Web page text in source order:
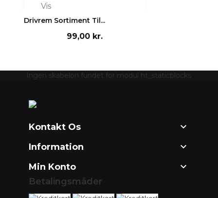
Vis
Drivrem Sortiment Til...
99,00 kr.
Ingen skabelon fundet for modul ht_staticblocks
Kontakt Os 
Information 
Min Konto 
Betalingsmåder